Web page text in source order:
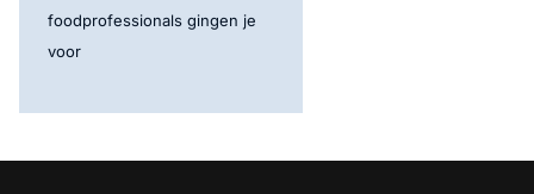
foodprofessionals gingen je
voor